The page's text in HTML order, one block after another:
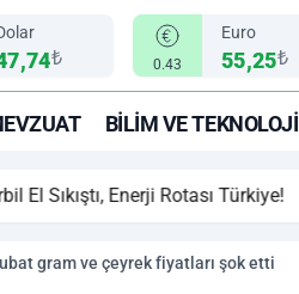
₺ 0.43
Euro
55,25₺
BILIM VE TEKNOLOJI
Rotası Türkiye!
gram ve çeyrek fiyatları şok etti